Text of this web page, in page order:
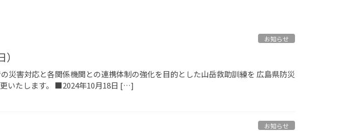
お知らせ
災害対応と各関係機関との連携体制の強化を目的とした山岳救助訓練を 広島県防災
いたします。 ■2024年10月18日 […]
お知らせ